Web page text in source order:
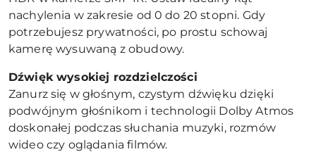
nachylenia w zakresie od 0 do 20 stopni. Gdy
potrzebujesz prywatności, po prostu schowaj
kamerę wysuwaną z obudowy.
Dźwięk wysokiej rozdzielczości
Zanurz się w głośnym, czystym dźwięku dzięki
podwójnym głośnikom i technologii Dolby Atmos
doskonałej podczas słuchania muzyki, rozmów
wideo czy oglądania filmów.